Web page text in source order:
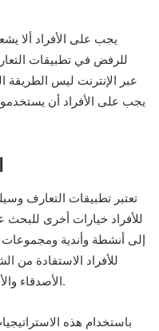
للرفض في تطبيقات
عبر الإنترنت ليس
يجب على الأفراد أن
للأفراد خيارات أخرى
إلى أنشطة وأندية
للأفراد الاستفادة من
الأصدقاء والأقارب في البحث عن الشريك المناسب.
باستخدام هذه